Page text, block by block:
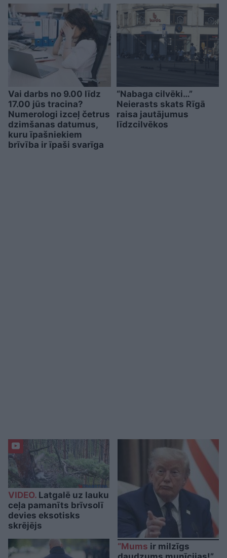
Vai darbs no 9.00 līdz
17.00 jūs tracina?
Numerologi izceļ četrus
dzimšanas datumus,
kuru īpašniekiem
brīvība ir īpaši svarīga
“Nabaga cilvēki…”
Neierasts skats Rīgā
raisa jautājumus
līdzcilvēkos
VIDEO. Latgalē uz lauku
ceļa pamanīts brīvsolī
devies eksotisks
skrējējs
“Mums ir milzīgs